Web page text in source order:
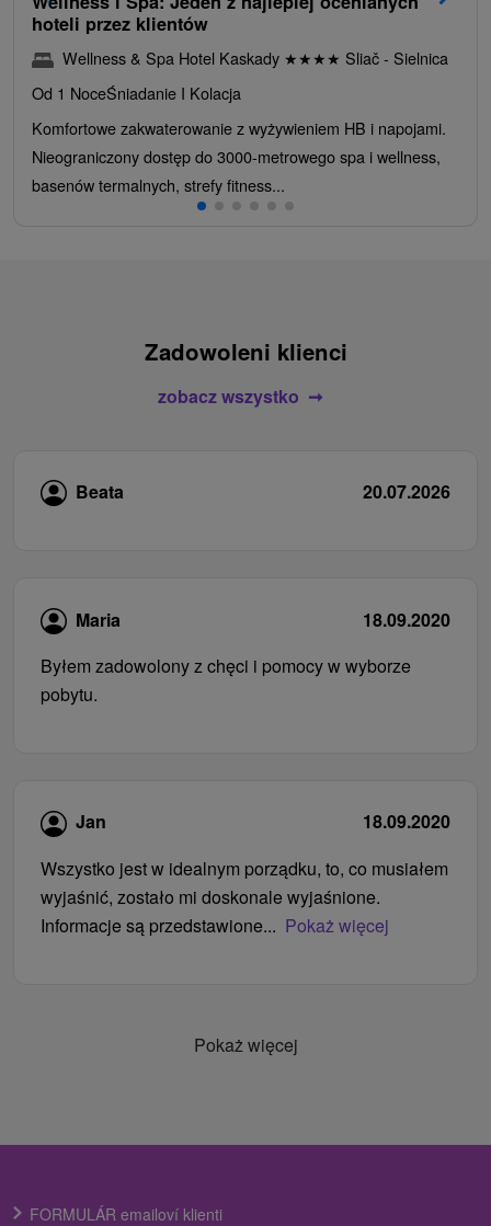
hoteli przez klientów
Wellness & Spa Hotel Kaskady ★★★★ Sliač - Sielnica
Od 1 NoceŚniadanie I Kolacja
Komfortowe zakwaterowanie z wyżywieniem HB i napojami.
Nieograniczony dostęp do 3000-metrowego spa i wellness,
basenów termalnych, strefy fitness...
Zadowoleni klienci
zobacz wszystko
Beata 20.07.2026
Maria
18.09.2020
Byłem zadowolony z chęci i pomocy w wyborze
pobytu.
Jan
18.09.2020
Wszystko jest w idealnym porządku, to, co musiałem
wyjaśnić, zostało mi doskonale wyjaśnione.
Informacje są przedstawione... Pokaż więcej
Pokaż więcej
FORMULÁR emailoví klienti